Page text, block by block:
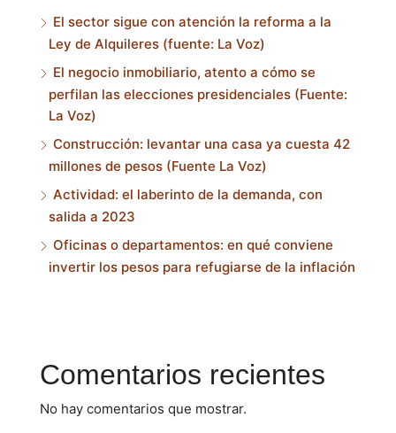
El sector sigue con atención la reforma a la
Ley de Alquileres (fuente: La Voz)
El negocio inmobiliario, atento a cómo se
perfilan las elecciones presidenciales (Fuente:
La Voz)
Construcción: levantar una casa ya cuesta 42
millones de pesos (Fuente La Voz)
Actividad: el laberinto de la demanda, con
salida a 2023
Oficinas o departamentos: en qué conviene
invertir los pesos para refugiarse de la inflación
Comentarios recientes
No hay comentarios que mostrar.